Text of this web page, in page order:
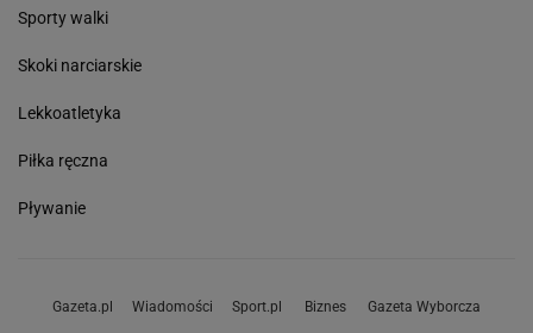
Sporty walki
Skoki narciarskie
Lekkoatletyka
Piłka ręczna
Pływanie
Gazeta.pl Wiadomości Sport.pl Biznes Gazeta Wyborcza